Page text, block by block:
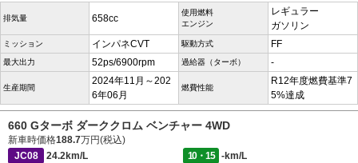
排気量 658cc
使用燃料
エンジン
レギュラー
ガソリン
ミッション インパネCVT 駆動方式 FF
最大出力 52ps/6900rpm 過給器（ターボ） -
生産期間
2024年11月～202
6年06月
燃費性能
R12年度燃費基準7
5%達成
660 Gターボ ダーククロム ベンチャー 4WD
新車時価格188.7万円(税込)
JC08
24.2km/L 10・15
-km/L